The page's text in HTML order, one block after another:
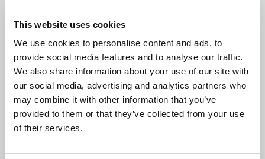
This website uses cookies
We use cookies to personalise content and ads, to
provide social media features and to analyse our traffic.
We also share information about your use of our site with
our social media, advertising and analytics partners who
may combine it with other information that you’ve
provided to them or that they’ve collected from your use
of their services.
Iz enega samega vira
Vsi naši izdelki so popolnoma usklajeni. Naj gre za
sisteme – pri nas dobite vse iz enega vira.